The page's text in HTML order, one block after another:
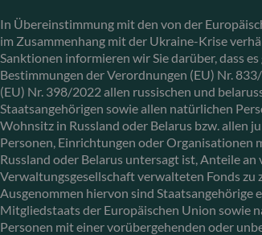
In Übereinstimmung mit den von der
im Zusammenhang mit der Ukraine-Krise
Sanktionen informieren wir Sie darüber, dass es
Bestimmungen der Verordnungen (EU) Nr.
(EU) Nr. 398/2022 allen russischen und
Staatsangehörigen sowie allen natürlichen
Wohnsitz in Russland oder Belarus bzw. allen
Personen, Einrichtungen oder Organisationen
Russland oder Belarus untersagt ist, Anteile an
Verwaltungsgesellschaft verwalteten Fonds zu
Ausgenommen hiervon sind Staatsangehörige
Mitgliedstaats der Europäischen Union sowie
Personen mit einer vorübergehenden oder